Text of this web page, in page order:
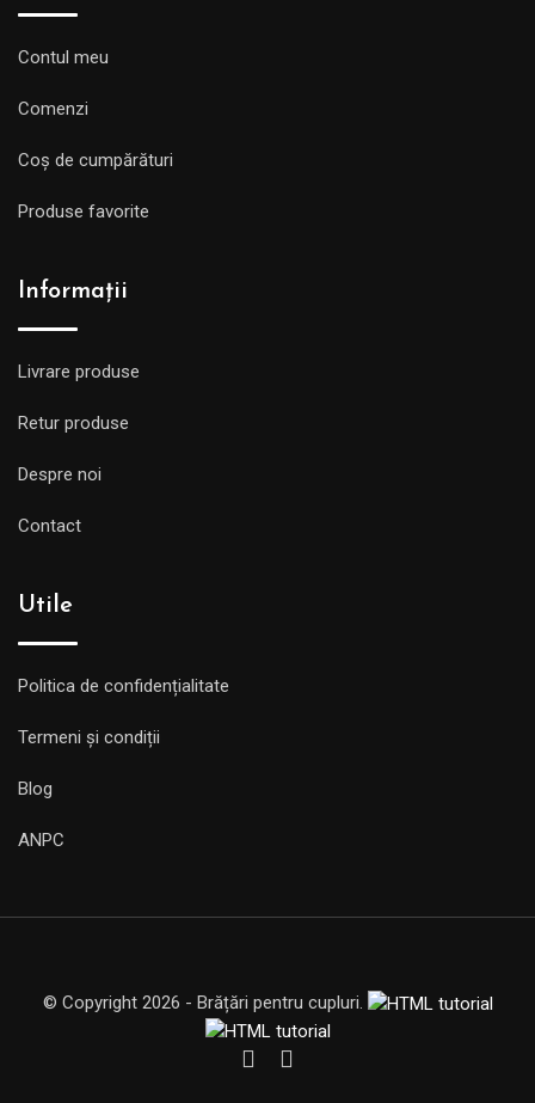
Contul meu
Comenzi
Coș de cumpărături
Produse favorite
Informații
Livrare produse
Retur produse
Despre noi
Contact
Utile
Politica de confidențialitate
Termeni și condiții
Blog
ANPC
© Copyright 2026 - Brățări pentru cupluri.